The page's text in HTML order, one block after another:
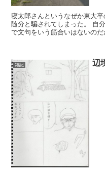
寝太郎さんというなぜか東大
随分と騙されてしまった。 自
で文句をいう筋合いはないの
雑記 辺